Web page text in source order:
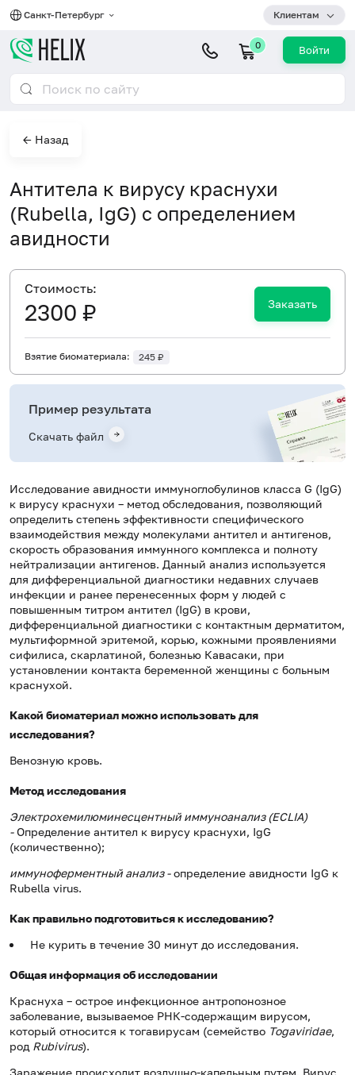
Санкт-Петербург Клиентам
0 Войти
← Назад
Антитела к вирусу краснухи
(Rubella, IgG) с определением
авидности
Исследование авидности иммуноглобулинов класса G (IgG)
к вирусу краснухи – метод обследования, позволяющий
определить степень эффективности специфического
взаимодействия между молекулами антител и антигенов,
скорость образования иммунного комплекса и полноту
нейтрализации антигенов. Данный анализ используется
для дифференциальной диагностики недавних случаев
инфекции и ранее перенесенных форм у людей с
повышенным титром антител (IgG) в крови,
дифференциальной диагностики с контактным дерматитом,
мультиформной эритемой, корью, кожными проявлениями
сифилиса, скарлатиной, болезнью Кавасаки, при
установлении контакта беременной женщины с больным
краснухой.
Какой биоматериал можно использовать для
исследования?
Венозную кровь.
Метод исследования
Электрохемилюминесцентный иммуноанализ (ECLIA)
-Определение антител к вирусу краснухи, IgG
(количественно);
иммуноферментный анализ -определение авидности IgG к
Rubella virus.
Как правильно подготовиться к исследованию?
Не курить в течение 30 минут до исследования.
Общая информация об исследовании
Краснуха – острое инфекционное антропонозное
заболевание, вызываемое РНК-содержащим вирусом,
который относится к тогавирусам (семейство Togaviridae,
род Rubivirus).
Cтоимость:
2300 ₽ Заказать
Взятие биоматериала: 245 ₽
Пример результата
Скачать файл